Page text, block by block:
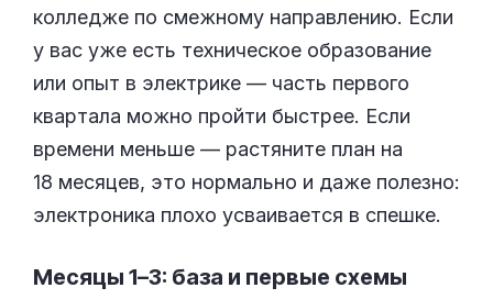
колледже по смежному направлению. Если
у вас уже есть техническое образование
или опыт в электрике — часть первого
квартала можно пройти быстрее. Если
времени меньше — растяните план на
18 месяцев, это нормально и даже полезно:
электроника плохо усваивается в спешке.
Месяцы 1–3: база и первые схемы